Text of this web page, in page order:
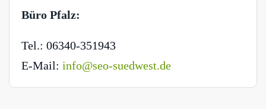
Büro Pfalz:
Tel.: 06340-351943
E-Mail: info@seo-suedwest.de